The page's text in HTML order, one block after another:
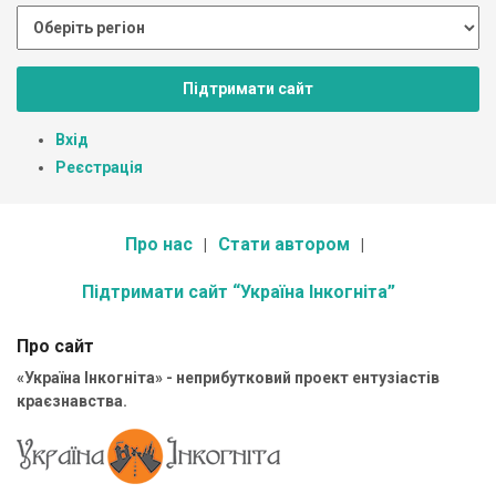
Підтримати сайт
Вхід
Реєстрація
Про нас Стати автором
Підтримати сайт “Україна Інкогніта”
Про сайт
«Україна Інкогніта» - неприбутковий проект ентузіастів
краєзнавства.